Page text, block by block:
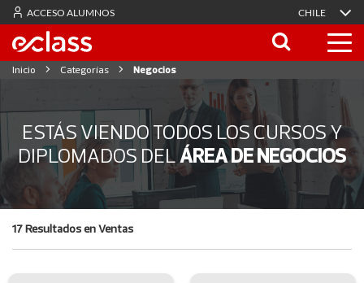
ACCESO ALUMNOS CHILE
Inicio Categorías Negocios
ESTÁS VIENDO TODOS LOS CURSOS Y
DIPLOMADOS DELÁREA DE NEGOCIOS
17 Resultados en Ventas